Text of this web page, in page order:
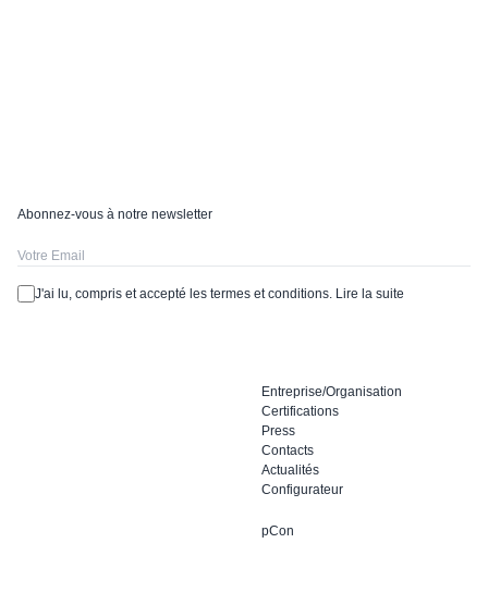
Entreprise/Organisation
Certifications
Press
Contacts
Actualités
Configurateur
pCon
Abonnez-vous à notre newsletter
J'ai lu, compris et accepté les termes et conditions. Lire la suite